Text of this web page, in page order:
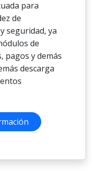
para
de
seguridad, ya
de
pagos y demás
descarga